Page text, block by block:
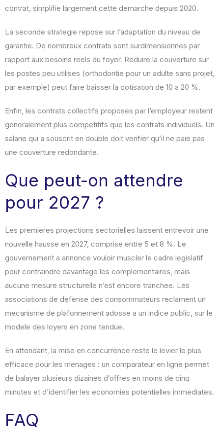
contrat, simplifie largement cette demarche depuis 2020.
La seconde strategie repose sur l’adaptation du niveau de
garantie. De nombreux contrats sont surdimensionnes par
rapport aux besoins reels du foyer. Reduire la couverture sur
les postes peu utilises (orthodontie pour un adulte sans projet,
par exemple) peut faire baisser la cotisation de 10 a 20 %.
Enfin, les contrats collectifs proposes par l’employeur restent
generalement plus competitifs que les contrats individuels. Un
salarie qui a souscrit en double doit verifier qu’il ne paie pas
une couverture redondante.
Que peut-on attendre
pour 2027 ?
Les premieres projections sectorielles laissent entrevoir une
nouvelle hausse en 2027, comprise entre 5 et 8 %. Le
gouvernement a annonce vouloir muscler le cadre legislatif
pour contraindre davantage les complementaires, mais
aucune mesure structurelle n’est encore tranchee. Les
associations de defense des consommateurs reclament un
mecanisme de plafonnement adosse a un indice public, sur le
modele des loyers en zone tendue.
En attendant, la mise en concurrence reste le levier le plus
efficace pour les menages : un comparateur en ligne permet
de balayer plusieurs dizaines d’offres en moins de cinq
minutes et d’identifier les economies potentielles immediates.
FAQ